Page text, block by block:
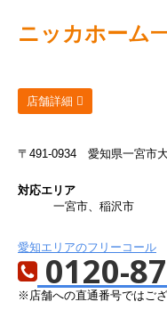
ニッカホーム
店舗詳細
〒491-0934 愛知県一宮市
対応エリア
一宮市、稲沢市
愛知エリアのフリーコール
0120-
※店舗への直通番号ではご